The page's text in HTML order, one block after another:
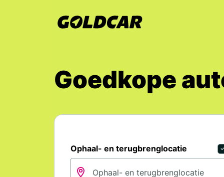
Goedkope
Ophaal- en terugbrenglocatie